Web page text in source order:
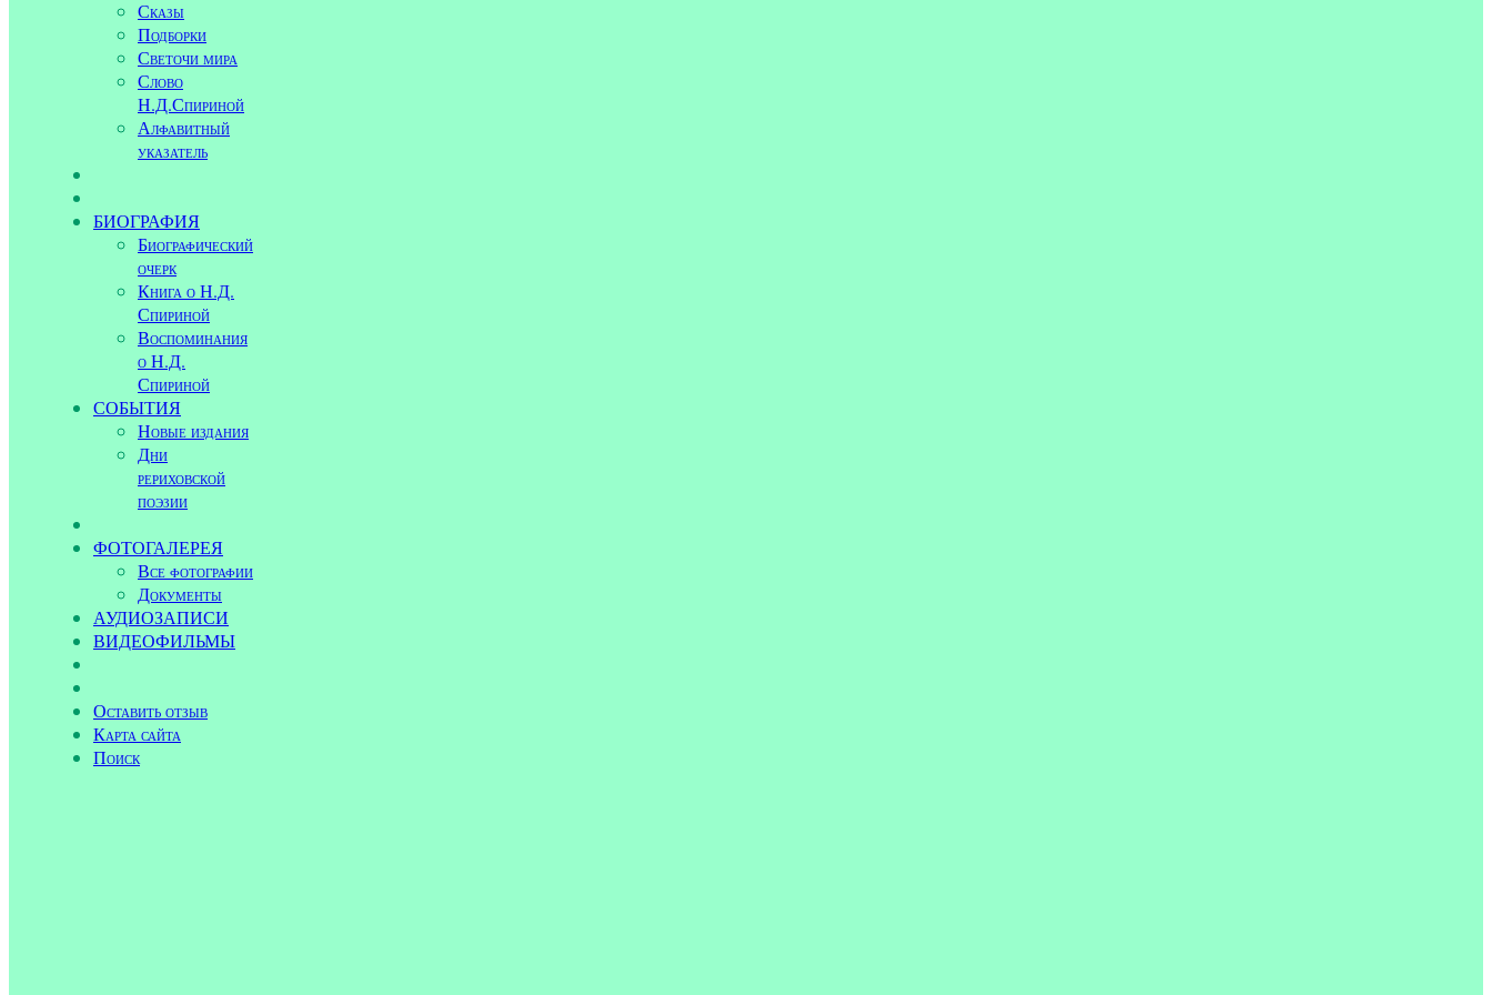
Сказы
Подборки
Светочи мира
Слово
Н.Д.Спириной
Алфавитный
указатель
БИОГРАФИЯ
Биографический
очерк
Книга о Н.Д.
Спириной
Воспоминания
о Н.Д.
Спириной
СОБЫТИЯ
Новые издания
Дни
рериховской
поэзии
ФОТОГАЛЕРЕЯ
Все фотографии
Документы
АУДИОЗАПИСИ
ВИДЕОФИЛЬМЫ
Оставить отзыв
Карта сайта
Поиск